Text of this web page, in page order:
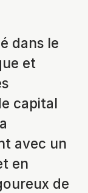
dans le
et
capital
avec un
en
de